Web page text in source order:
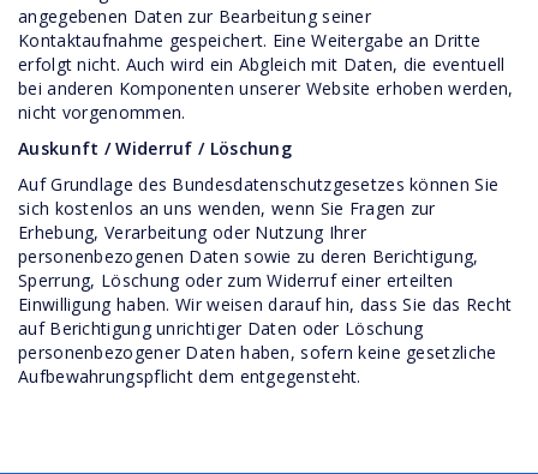
angegebenen Daten zur Bearbeitung seiner
Kontaktaufnahme gespeichert. Eine Weitergabe an Dritte
erfolgt nicht. Auch wird ein Abgleich mit Daten, die eventuell
bei anderen Komponenten unserer Website erhoben werden,
nicht vorgenommen.
Auskunft / Widerruf / Löschung
Auf Grundlage des Bundesdatenschutzgesetzes können Sie
sich kostenlos an uns wenden, wenn Sie Fragen zur
Erhebung, Verarbeitung oder Nutzung Ihrer
personenbezogenen Daten sowie zu deren Berichtigung,
Sperrung, Löschung oder zum Widerruf einer erteilten
Einwilligung haben. Wir weisen darauf hin, dass Sie das Recht
auf Berichtigung unrichtiger Daten oder Löschung
personenbezogener Daten haben, sofern keine gesetzliche
Aufbewahrungspflicht dem entgegensteht.